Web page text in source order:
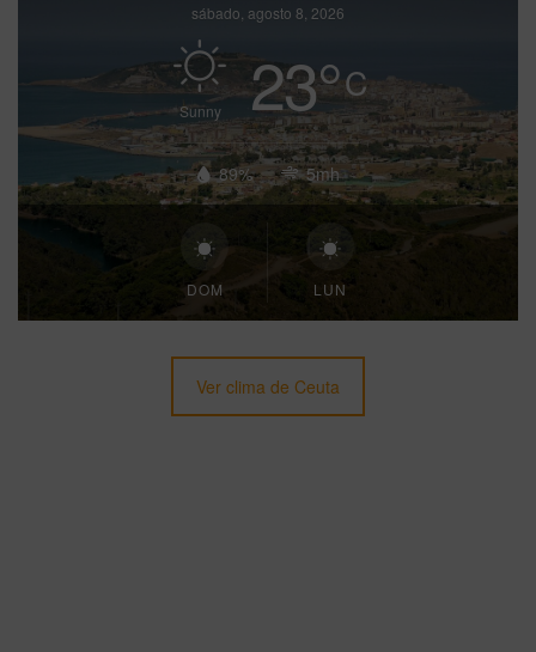
sábado, agosto 8, 2026
Sunny 23°C
89% 5mh
DOM LUN
Ver clima de Ceuta